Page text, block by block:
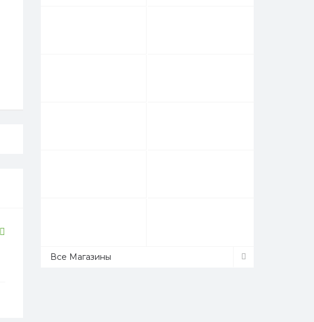
Все Магазины